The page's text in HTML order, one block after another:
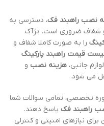
نصب راهبند فک، دسترسی به
شفاف ضروری است. دژآک
را به صورت کاملا شفاف و
قیمت راهبند پارکینگ
جانبی، هزینه نصب و
می شود.
تخصصی، تمامی سوالات شما
راهبند فک پاسخ دهند.
نیازهای امنیتی و کنترلی